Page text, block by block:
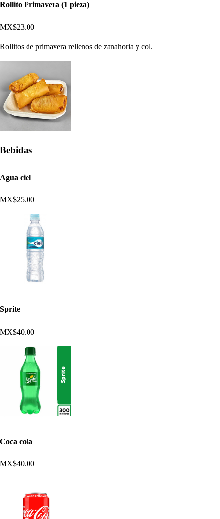
Rollito Primavera (1 pieza)
MX$23.00
Rollitos de primavera rellenos de zanahoria y col.
Bebidas
Agua ciel
MX$25.00
Sprite
MX$40.00
Coca cola
MX$40.00